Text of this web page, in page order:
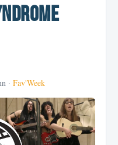
· Fav'Week